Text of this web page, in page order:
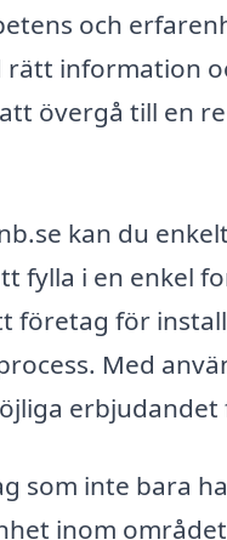
och
information
övergå till en
kan du
fylla i en enkel
för
Med
erbjudandet
som inte bara
inom